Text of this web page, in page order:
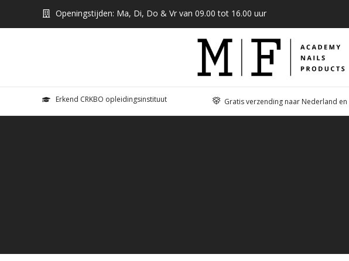
Openingstijden: Ma, Di, Do & Vr van 09.00 tot 16.00 uur
Erkend CRKBO opleidingsinstituut Gratis verzending naar Nederland en